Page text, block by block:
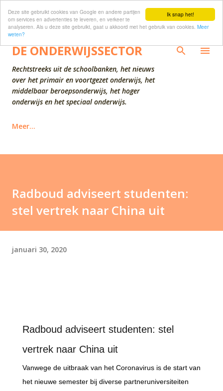
Ik snap het!
Deze site gebruikt cookies van Google en andere partijen
om services en advertenties te leveren, en verkeer te
analyseren. Als u deze site gebruikt, gaat u akkoord met het gebruik van cookies. Meer
weten?
Doorgaan naar hoofdcontent
DE ONDERWIJSSECTOR
Rechtstreeks uit de schoolbanken, het nieuws
over het primair en voortgezet onderwijs, het
middelbaar beroepsonderwijs, het hoger
onderwijs en het speciaal onderwijs.
Meer…
Radboud adviseert studenten:
stel vertrek naar China uit
januari 30, 2020
Radboud adviseert studenten: stel
vertrek naar China uit
Vanwege de uitbraak van het Coronavirus is de start van
het nieuwe semester bij diverse partneruniversiteiten